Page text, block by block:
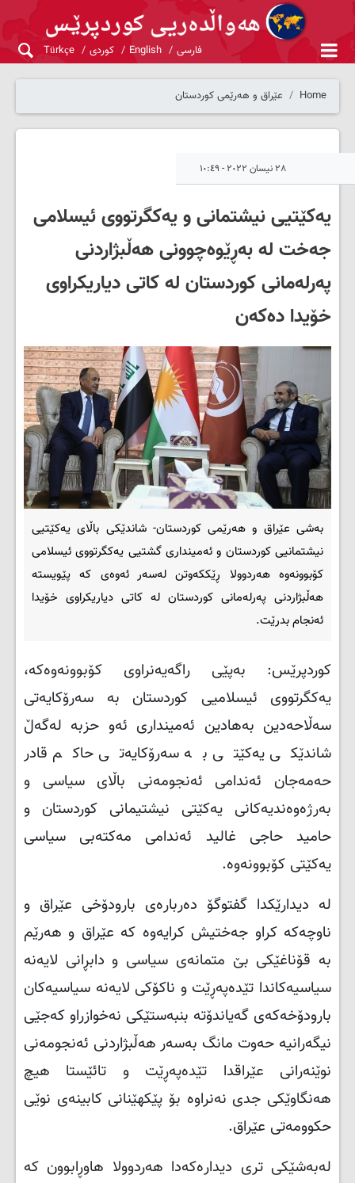
فارسی English کوردی Türkçe
Home عێراق و هەرێمی کوردستان
٢٨ نیسان ٢٠٢٢ - ١٠:٤٩
یەکێتیی نیشتمانی و یەکگرتووی ئیسلامی
جەخت لە بەڕێوەچوونی هەڵبژاردنی
پەرلەمانی کوردستان لە کاتی دیاریکراوی
خۆیدا دەکەن
بەشی عێراق و هەرێمی کوردستان- شاندێكی باڵای یەكێتیی
نیشتمانیی كوردستان و ئەمینداری گشتیی یەكگرتووی ئیسلامی
كۆبوونەوە هەردوولا ڕێککەوتن لەسەر ئەوەی كە پێویستە
هەڵبژاردنی پەرلەمانی كوردستان لە كاتی دیاریكراوی خۆیدا
ئەنجام بدرێت.
کوردپرێس: بەپێی راگەیەنراوی کۆبوونەوەکە،
یەکگرتووی ئیسلامیی کوردستان بە سەرۆکایەتی
سەڵاحەدین بەهادین ئەمینداری ئەو حزبە لەگەڵ
شاندێکی یەکێتی بە سەرۆکایەتی حاكم قادر
حەمەجان ئەندامی ئەنجومەنی باڵای سیاسی و
بەرژەوەندیەكانی یەكێتی نیشتیمانی كوردستان و
حامید حاجی غالید ئەندامی مەكتەبی سیاسی
یەكێتی کۆبوونەوە.
لە دیدارێكدا گفتوگۆ دەربارەی بارودۆخی عێراق و
ناوچەكە كراو جەختیش كرایەوە كە عێراق و هەرێم
بە قۆناغێكی بێ متمانەی سیاسی و دابڕانی لایەنە
سیاسیەكاندا تێدەپەڕێت و ناكۆكی لایەنە سیاسیەكان
بارودۆخەكەی گەیاندۆتە بنبەستێكی نەخوازراو كەجێی
نیگەرانیە حەوت مانگ بەسەر هەڵبژاردنی ئەنجومەنی
نوێنەرانی عێراقدا تێدەپەڕێت و تائێستا هیچ
هەنگاوێكی جدی نەنراوە بۆ پێكهێنانی كابینەی نوێی
حكوومەتی عێراق.
لەبەشێكی تری دیدارەكەدا هەردوولا هاوڕابوون كە